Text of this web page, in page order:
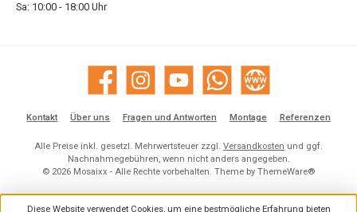
Sa: 10:00 - 18:00 Uhr
Facebook Instagram YouTube WhatsApp Website
Kontakt Über uns Fragen und Antworten Montage Referenzen
Alle Preise inkl. gesetzl. Mehrwertsteuer zzgl. Versandkosten und ggf.
Nachnahmegebühren, wenn nicht anders angegeben.
© 2026 Mosaixx - Alle Rechte vorbehalten. Theme by ThemeWare®
Diese Website verwendet Cookies, um eine bestmögliche Erfahrung bieten